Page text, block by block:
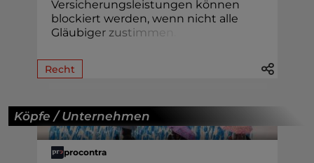
Versicherungsleistungen können
blockiert werden, wenn nicht alle
Gläubiger zust im me
Recht
Köpfe / Unternehmen
procontra